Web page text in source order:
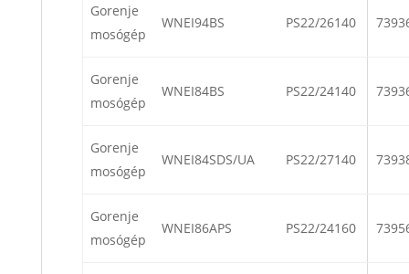
Gorenje
mosógép
WNEI94BS PS22/26140
Gorenje
mosógép
WNEI84BS PS22/24140
Gorenje
mosógép
WNEI84SDS/UA PS22/27140
Gorenje
mosógép
WNEI86APS PS22/24160